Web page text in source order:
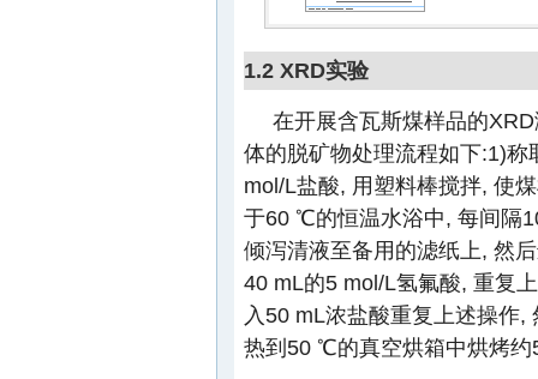
1.2 XRD实验
在开展含瓦斯煤样品的
体的脱矿物处理流程如下:1)
mol/L盐酸, 用塑料棒搅拌, 使
于60 ℃的恒温水浴中, 每间隔
倾泻清液至备用的滤纸上, 然
40 mL的5 mol/L氢氟酸, 重复
入50 mL浓盐酸重复上述操作
热到50 ℃的真空烘箱中烘烤